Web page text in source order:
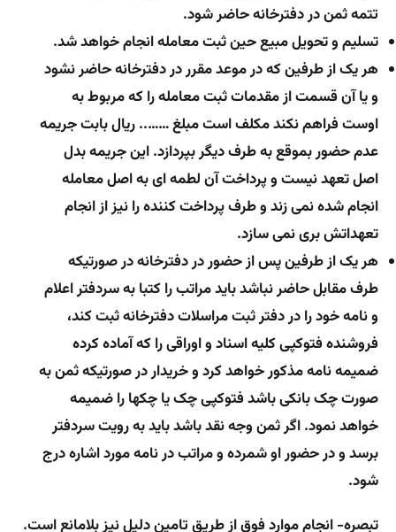
تتمه ثمن در دفترخانه حاضر شود.
تسلیم و تحویل مبیع حین ثبت معامله انجام خواهد شد.
هر یک از طرفین که در موعد مقرر در دفترخانه حاضر نشود
و یا آن قسمت از مقدمات ثبت معامله را که مربوط به
اوست فراهم نکند مکلف است مبلغ …….. ریال بابت جریمه
عدم حضور بموقع به طرف دیگر بپردازد. این جریمه بدل
اصل تعهد نیست و پرداخت آن لطمه ای به اصل معامله
انجام شده نمی زند و طرف پرداخت کننده را نیز از انجام
تعهداتش بری نمی سازد.
هر یک از طرفین پس از حضور در دفترخانه در صورتیکه
طرف مقابل حاضر نباشد باید مراتب را کتبا به سردفتر اعلام
و نامه خود را در دفتر ثبت مراسلات دفترخانه ثبت کند،
فروشنده فتوکپی کلیه اسناد و اوراقی را که آماده کرده
ضمیمه نامه مذکور خواهد کرد و خریدار در صورتیکه ثمن به
صورت چک بانکی باشد فتوکپی چک یا چکها را ضمیمه
خواهد نمود. اگر ثمن وجه نقد باشد باید به رویت سردفتر
برسد و در حضور او شمرده و مراتب در نامه مورد اشاره درج
شود.
تبصره- انجام موارد فوق از طریق تامین دلیل نیز بلامانع است.